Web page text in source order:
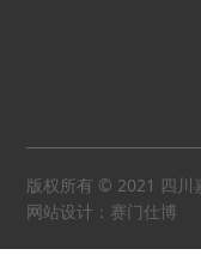
版权所有 © 2021 四川
网站设计：赛门仕博